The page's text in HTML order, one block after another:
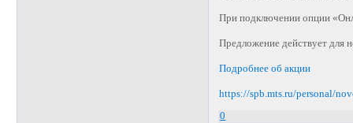
При подключении опции
Предложение действует для
Подробнее об акции
https://spb.mts.ru/personal/
0